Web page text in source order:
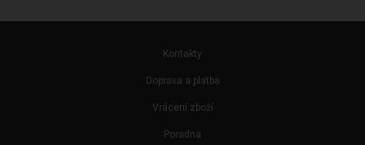
Kontakty
Doprava a platba
Vrácení zboží
Poradna